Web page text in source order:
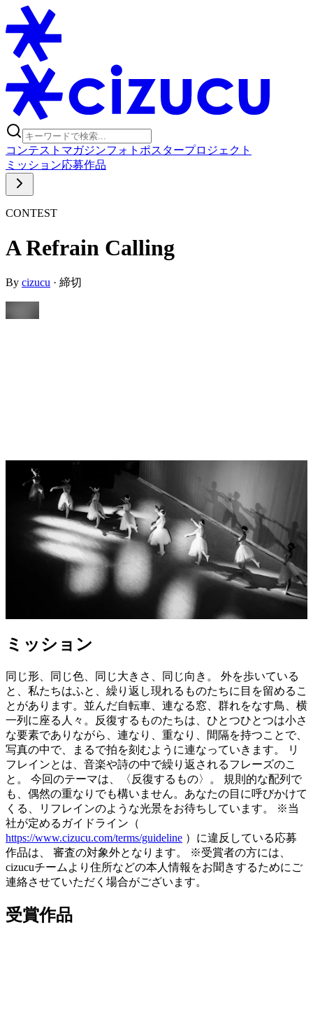
コンテスト マガジンフォトポスタープロジェクト
ミッション応募作品
CONTEST
A Refrain Calling
By cizucu · 締切
ミッション
同じ形、同じ色、同じ大きさ、同じ向き。 外を歩いている
と、私たちはふと、繰り返し現れるものたちに目を留めるこ
とがあります。並んだ自転車、連なる窓、群れをなす鳥、横
一列に座る人々。反復するものたちは、ひとつひとつは小さ
な要素でありながら、連なり、重なり、間隔を持つことで、
写真の中で、まるで拍を刻むように連なっていきます。 リ
フレインとは、音楽や詩の中で繰り返されるフレーズのこ
と。 今回のテーマは、〈反復するもの〉。 規則的な配列で
も、偶然の重なりでも構いません。あなたの目に呼びかけて
くる、リフレインのような光景をお待ちしています。 ※当
社が定めるガイドライン（
https://www.cizucu.com/terms/guideline ）に違反している応募
作品は、 審査の対象外となります。 ※受賞者の方には、
cizucuチームより住所などの本人情報をお聞きするためにご
連絡させていただく場合がございます。
受賞作品